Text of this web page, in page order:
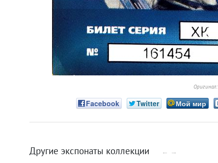
Оригинал:
Facebook Twitter Мой мир
Другие экспонаты коллекции ← →